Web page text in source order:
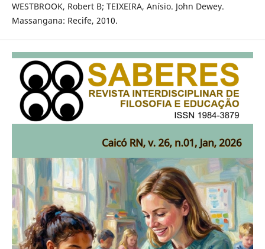
WESTBROOK, Robert B; TEIXEIRA, Anísio. John Dewey.
Massangana: Recife, 2010.